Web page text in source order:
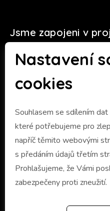
Nastavení
cookies
Souhlasem se sdílením
které potřebujeme pro
napříč těmito webovými stránkami.
s předáním údajů třetím
Prohlašujeme, že Vámi
zabezpečeny proti zneužití.
Jsme zapojeni v